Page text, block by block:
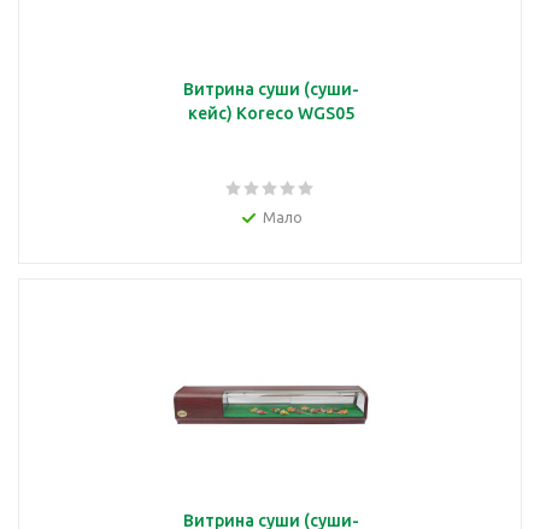
Витрина суши (суши-
кейс) Koreco WGS05
Мало
Витрина суши (суши-